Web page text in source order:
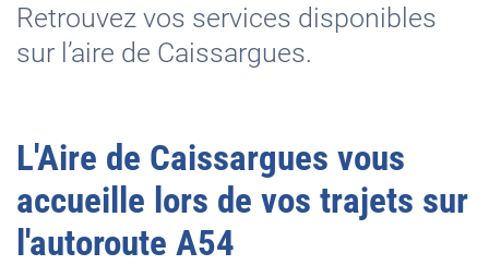
Retrouvez vos services disponibles
sur l’aire de Caissargues.
L'Aire de Caissargues vous
accueille lors de vos trajets sur
l'autoroute A54